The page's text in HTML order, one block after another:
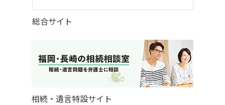
総合サイト
相続・遺言特設サイト